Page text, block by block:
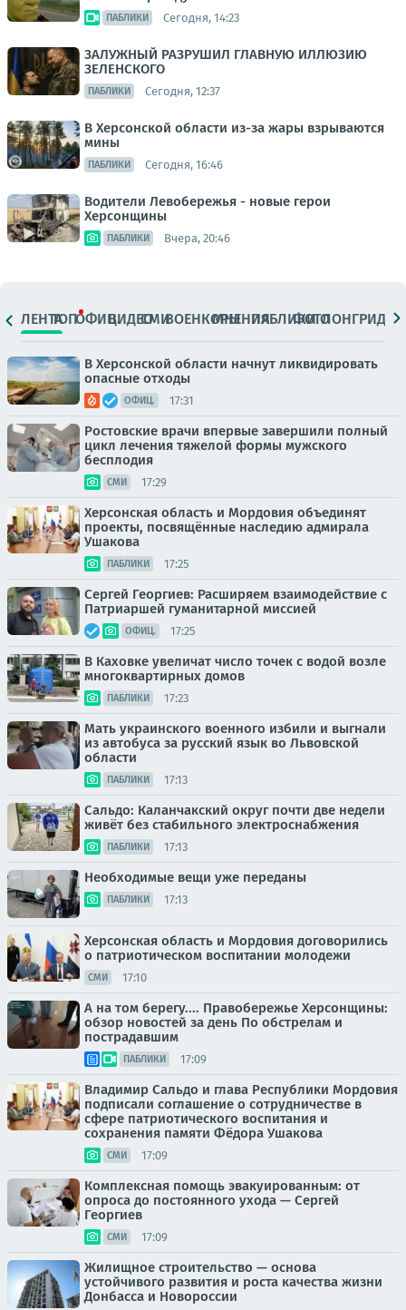
ПАБЛИКИ Сегодня, 14:23
ЗАЛУЖНЫЙ РАЗРУШИЛ ГЛАВНУЮ ИЛЛЮЗИЮ
ЗЕЛЕНСКОГО
ПАБЛИКИ Сегодня, 12:37
В Херсонской области из-за жары взрываются
мины
ПАБЛИКИ Сегодня, 16:46
Водители Левобережья - новые герои
Херсонщины
ПАБЛИКИ Вчера, 20:46
ЛЕНТАТОПОФИЦ.ВИДЕОСМИВОЕНКОРЫМНЕНИЯПАБЛИКИ
ФОТОЛОНГРИДЫ
В Херсонской области начнут ликвидировать
опасные отходы
ОФИЦ. 17:31
Ростовские врачи впервые завершили полный
цикл лечения тяжелой формы мужского
бесплодия
СМИ 17:29
Херсонская область и Мордовия объединят
проекты, посвящённые наследию адмирала
Ушакова
ПАБЛИКИ 17:25
Сергей Георгиев: Расширяем взаимодействие с
Патриаршей гуманитарной миссией
ОФИЦ. 17:25
В Каховке увеличат число точек с водой возле
многоквартирных домов
ПАБЛИКИ 17:23
Мать украинского военного избили и выгнали
из автобуса за русский язык во Львовской
области
ПАБЛИКИ 17:13
Сальдо: Каланчакский округ почти две недели
живёт без стабильного электроснабжения
ПАБЛИКИ 17:13
Необходимые вещи уже переданы
ПАБЛИКИ 17:13
Херсонская область и Мордовия договорились
о патриотическом воспитании молодежи
СМИ 17:10
А на том берегу.... Правобережье Херсонщины:
обзор новостей за день По обстрелам и
пострадавшим
ПАБЛИКИ 17:09
Владимир Сальдо и глава Республики Мордовия
подписали соглашение о сотрудничестве в
сфере патриотического воспитания и
сохранения памяти Фёдора Ушакова
СМИ 17:09
Комплексная помощь эвакуированным: от
опроса до постоянного ухода — Сергей
Георгиев
СМИ 17:09
Жилищное строительство — основа
устойчивого развития и роста качества жизни
Донбасса и Новороссии